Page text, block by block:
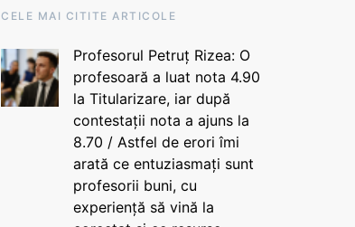
CELE MAI CITITE ARTICOLE
Profesorul Petruț Rizea: O
profesoară a luat nota 4.90
la Titularizare, iar după
contestații nota a ajuns la
8.70 / Astfel de erori îmi
arată ce entuziasmați sunt
profesorii buni, cu
experiență să vină la